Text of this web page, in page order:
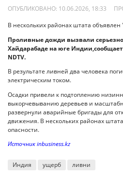
ОПУБЛИКОВАНО: 10.06.2026, 18:33
В нескольких районах штата
Проливные дожди вызвали
Хайдарабаде на юге
NDTV.
В результате ливней два человека
электрическим током.
Осадки привели к подтоплению
выкорчевыванию деревьев и
развернули аварийные бригады для
движения. В нескольких районах
опасности.
Источник inbusiness.kz
Индия ущерб ливни